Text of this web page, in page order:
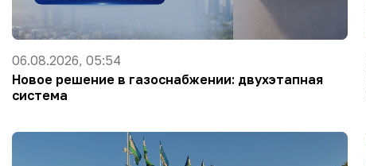
06.08.2026, 05:54
Новое решение в газоснабжении: двухэтапная
система